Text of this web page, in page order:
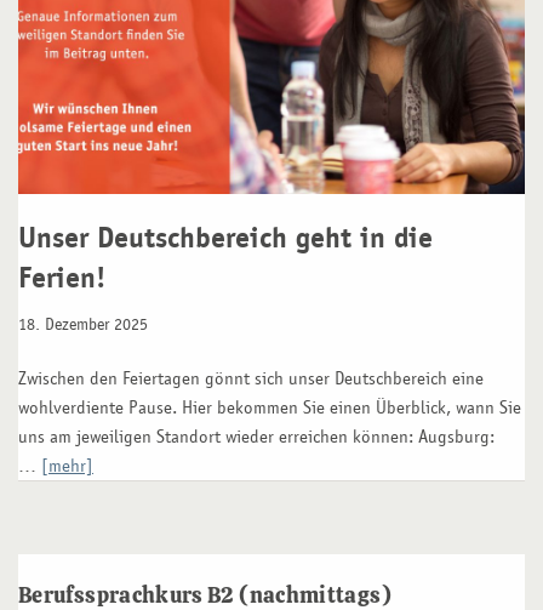
Unser Deutschbereich geht in die
Ferien!
18. Dezember 2025
Zwischen den Feiertagen gönnt sich unser Deutschbereich eine
wohlverdiente Pause. Hier bekommen Sie einen Überblick, wann Sie
uns am jeweiligen Standort wieder erreichen können: Augsburg:
… [mehr]
Berufssprachkurs B2 (nachmittags)